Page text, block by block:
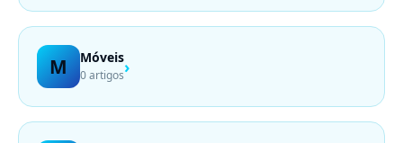
M Móveis
0 artigos›